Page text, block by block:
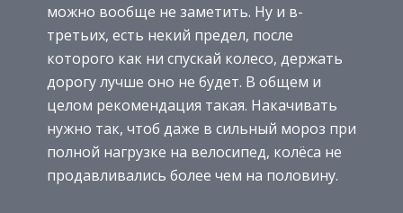
можно вообще не заметить. Ну и в-
третьих, есть некий предел, после
которого как ни спускай колесо, держать
дорогу лучше оно не будет. В общем и
целом рекомендация такая. Накачивать
нужно так, чтоб даже в сильный мороз при
полной нагрузке на велосипед, колёса не
продавливались более чем на половину.